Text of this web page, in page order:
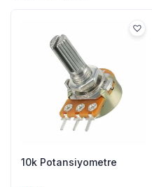
10k Potansiyometre